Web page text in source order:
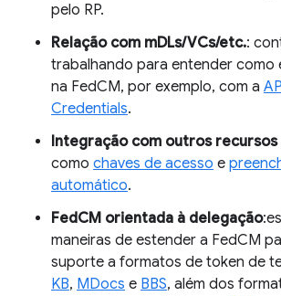
pelo RP.
Relação com mDLs/VCs/etc.:
trabalhando para entender como
na FedCM, por exemplo, com a
Credentials.
Integração com outros
como chaves de acesso e
automático.
FedCM orientada à delegação
maneiras de estender a FedCM
suporte a formatos de token de
KB, MDocs e BBS, além dos